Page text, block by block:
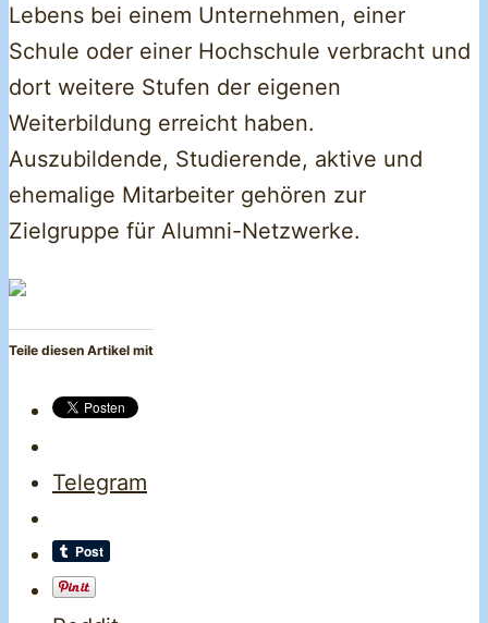
Lebens bei einem Unternehmen, einer
Schule oder einer Hochschule verbracht und
dort weitere Stufen der eigenen
Weiterbildung erreicht haben.
Auszubildende, Studierende, aktive und
ehemalige Mitarbeiter gehören zur
Zielgruppe für Alumni-Netzwerke.
Teile diesen Artikel mit
Telegram